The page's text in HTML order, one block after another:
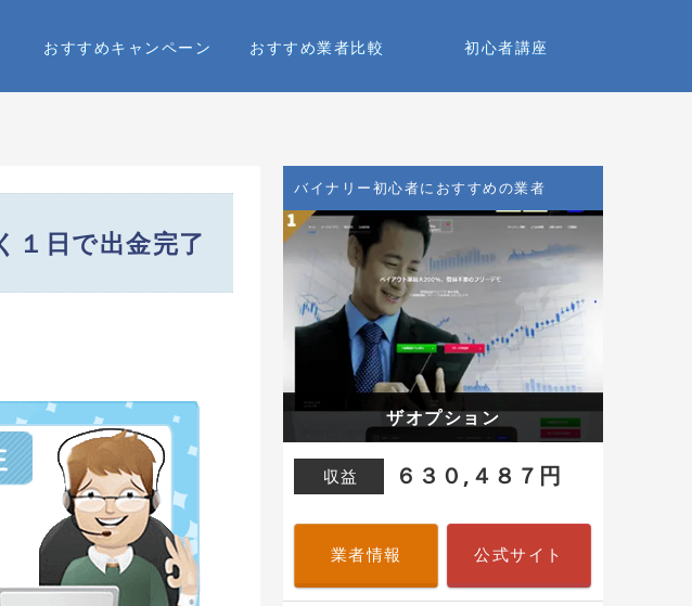
おすすめキャンペーン おすすめ業者比較 初心者講座
１日で出金完了
バイナリー初心者におすすめの業者
ザオプション
収益 ６３０,４８７円
業者情報 公式サイト